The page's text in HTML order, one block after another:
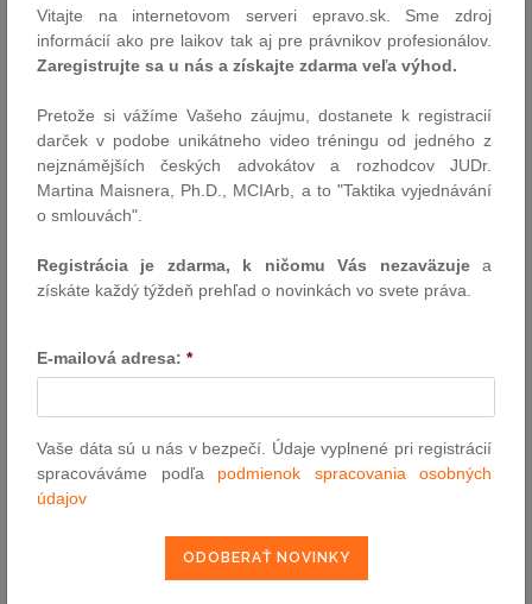
miery kopíruje súčasne platný zákon o ochrane osobných údajov,
na druhej strane však prináša aj nové povinnosti. Nakoľko takmer
každý podnikateľ pracuje s obrovským množstvom osobných
obchodných partnerov, nižšie uvádzame…
Autor: JUDr. Lucia Regecová, Mgr. Danica Valentová ( Glatzová &
Co. )
25.10.2013
Novinky z EU
oblasti uplatňovania práva EÚ za rok 2012 / Boj proti
organizovanému zločinu, korupcii a praniu špinavých peňazí
Autor: redakcia ( eu )
24.10.2013
Pripravovaná novela zákona o účtovníctve
účinná od 1.1.2014
Vitajte na internetovom serveri epravo.sk. Sme zdroj
informácií ako pre laikov tak aj pre právnikov profesionálov.
Zaregistrujte sa u nás a získajte zdarma veľa výhod.
Pretože si vážíme Vašeho záujmu, dostanete k registracií
darček v podobe unikátneho video tréningu od jedného z
nejznámějších českých advokátov a rozhodcov JUDr.
Martina Maisnera, Ph.D., MCIArb, a to "Taktika vyjednávání
o smlouvách".
Registrácia je zdarma, k ničomu Vás nezaväzujea
získáte každý týždeň prehľad o novinkách vo svete práva.
E-mailová adresa: *
Vaše dáta sú u nás v bezpečí. Údaje vyplnené pri registrácií
spracováváme podľa podmienok spracovania osobných
údajov